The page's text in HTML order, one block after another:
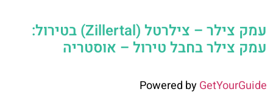
עמק צילר – צילרטל (Zillertal) בטירול:
עמק צילר בחבל טירול – אוסטריה
Powered byGetYourGuide